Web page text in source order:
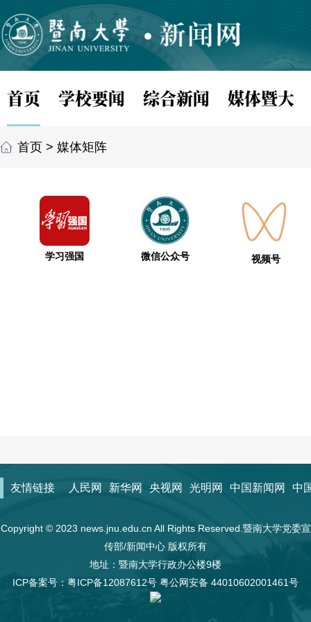
首页 学校要闻 综合新闻 媒体暨大
首页 > 媒体矩阵
学习强国 微信公众号 视频号
友情链接 人民网 新华网 央视网 光明网 中国新闻网 中
Copyright © 2023 news.jnu.edu.cn All Rights Reserved.暨南大学党委宣
传部/新闻中心 版权所有
地址：暨南大学行政办公楼9楼
ICP备案号： 粤ICP备12087612号 粤公网安备 44010602001461号